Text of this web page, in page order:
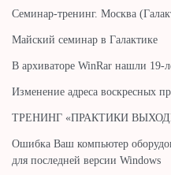
Cеминар-тренинг. Москва
Майский семинар в Галактике
В архиваторе WinRar нашли 19-
Изменение адреса воскресных
ТРЕНИНГ «ПРАКТИКИ
Ошибка Ваш компьютер
для последней версии Windows